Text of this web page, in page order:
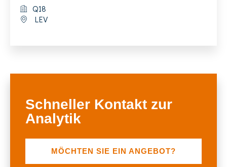
Q18
LEV
Schneller Kontakt zur
Analytik
MÖCHTEN SIE EIN ANGEBOT?